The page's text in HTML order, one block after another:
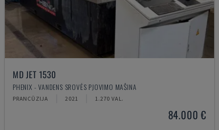
MD JET 1530
PHENIX - VANDENS SROVĖS PJOVIMO MAŠINA
PRANCŪZIJA 2021 1.270 VAL.
84.000 €